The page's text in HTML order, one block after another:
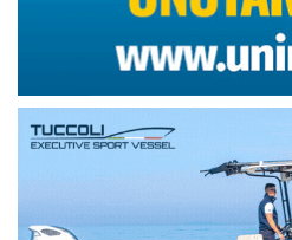
2008, Catepilar
Fratelli Aprea odlično
2002, 7.8 x 2 m, 2
Cijena:
2008, 27 x 7,50 m, Iveco
Cijena: